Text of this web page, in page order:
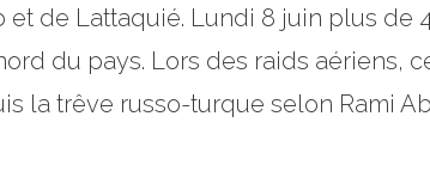
de Lattaquié. Lundi 8 juin plus de
du pays. Lors des raids aériens,
la trêve russo-turque selon Rami